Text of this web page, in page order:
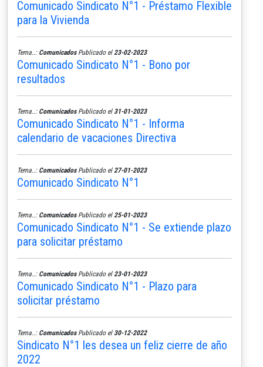
Comunicado Sindicato N°1 - Préstamo Flexible
para la Vivienda
Tema..: ComunicadosPublicado el 23-02-2023
Comunicado Sindicato N°1 - Bono por
resultados
Tema..: ComunicadosPublicado el 31-01-2023
Comunicado Sindicato N°1 - Informa
calendario de vacaciones Directiva
Tema..: ComunicadosPublicado el 27-01-2023
Comunicado Sindicato N°1
Tema..: ComunicadosPublicado el 25-01-2023
Comunicado Sindicato N°1 - Se extiende plazo
para solicitar préstamo
Tema..: ComunicadosPublicado el 23-01-2023
Comunicado Sindicato N°1 - Plazo para
solicitar préstamo
Tema..: ComunicadosPublicado el 30-12-2022
Sindicato N°1 les desea un feliz cierre de año
2022